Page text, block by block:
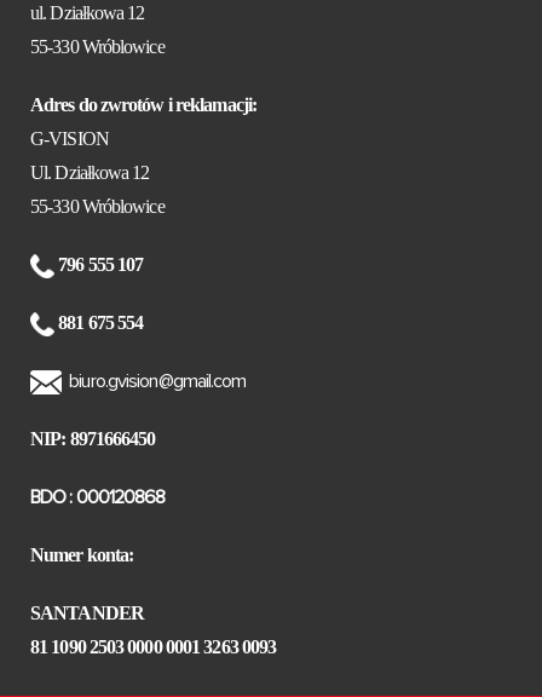
ul. Działkowa 12
55-330 Wróblowice
Adres do zwrotów i reklamacji:
G-VISION
Ul. Działkowa 12
55-330 Wróblowice
796 555 107
881 675 554
biuro.gvision@gmail.com
NIP: 8971666450
BDO : 000120868
Numer konta:
SANTANDER
81 1090 2503 0000 0001 3263 0093